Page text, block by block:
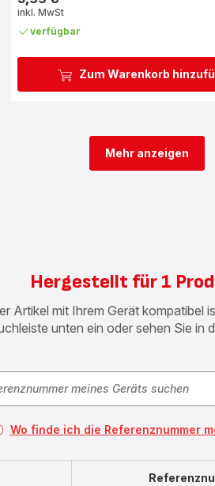
Zum Warenkorb
Preis
inkl. MwSt
verfügbar
Mehr anzeigen
Hergestellt für 1
Artikel mit Ihrem Gerät kompatibel
unten ein oder sehen Sie in
Wo finde ich die Referenznummer